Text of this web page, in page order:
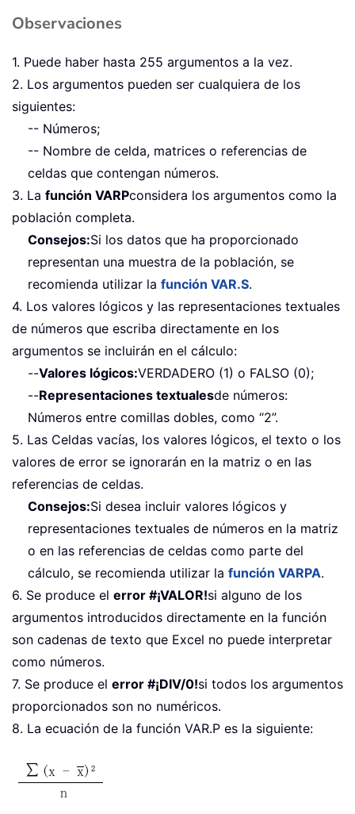
Observaciones
1. Puede haber hasta 255 argumentos a la vez.
2. Los argumentos pueden ser cualquiera de los
siguientes:
-- Números;
-- Nombre de celda, matrices o referencias de
celdas que contengan números.
3. La función VARPconsidera los argumentos como la
población completa.
Consejos:Si los datos que ha proporcionado
representan una muestra de la población, se
recomienda utilizar la función VAR.S.
4. Los valores lógicos y las representaciones textuales
de números que escriba directamente en los
argumentos se incluirán en el cálculo:
--Valores lógicos:VERDADERO (1) o FALSO (0);
--Representaciones textualesde números:
Números entre comillas dobles, como “2”.
5. Las Celdas vacías, los valores lógicos, el texto o los
valores de error se ignorarán en la matriz o en las
referencias de celdas.
Consejos:Si desea incluir valores lógicos y
representaciones textuales de números en la matriz
o en las referencias de celdas como parte del
cálculo, se recomienda utilizar la función VARPA.
6. Se produce el error #¡VALOR!si alguno de los
argumentos introducidos directamente en la función
son cadenas de texto que Excel no puede interpretar
como números.
7. Se produce el error #¡DIV/0!si todos los argumentos
proporcionados son no numéricos.
8. La ecuación de la función VAR.P es la siguiente: